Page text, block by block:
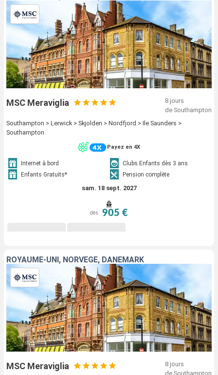
MSC Meraviglia
8 jours
de Southampton
Southampton > Lerwick > Skjolden > Nordfjord > Ile Saunders >
Southampton
Payez en 4X
Internet à bord
Clubs Enfants dès 3 ans
Enfants Gratuits*
Pension complète
sam. 18 sept. 2027
dès 905 €
ROYAUME-UNI, NORVÈGE, DANEMARK
MSC Meraviglia
8 jours
de Southampton